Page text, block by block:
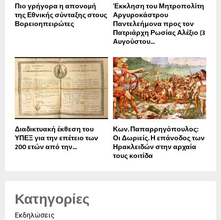
Πιο γρήγορα η απονοµή
της Εθνικής σύνταξης στους
Βορειοηπειρώτες
Έκκληση του Μητροπολίτη
Αργυροκάστρου
Παντελεήμονα προς τον
Πατριάρχη Ρωσίας Αλέξιο (3
Αυγούστου...
Διαδικτυακή έκθεση του
ΥΠΕΞ για την επέτειο των
200 ετών από την...
Κων. Παπαρρηγόπουλος:
Οι Δωριείς. Η επάνοδος των
Ηρακλειδών στην αρχαία
τους κοιτίδα
Κατηγορίες
Εκδηλώσεις